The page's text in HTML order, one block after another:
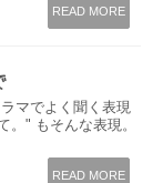
READ MORE
マでよく聞く表現
。" もそんな表現。
READ MORE